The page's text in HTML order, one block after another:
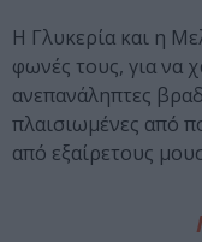
Η Γλυκερία και η
φωνές τους, για να
ανεπανάληπτες
πλαισιωμένες από
από εξαίρετους